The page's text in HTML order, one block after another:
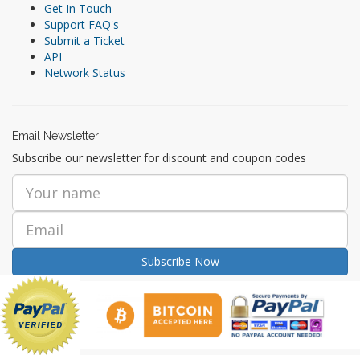
Get In Touch
Support FAQ's
Submit a Ticket
API
Network Status
Email Newsletter
Subscribe our newsletter for discount and coupon codes
Subscribe Now